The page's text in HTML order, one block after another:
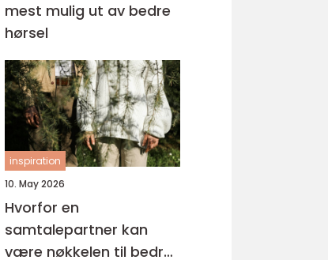
mest mulig ut av bedre
hørsel
inspiration
10. May 2026
Hvorfor en
samtalepartner kan
være nøkkelen til bedre